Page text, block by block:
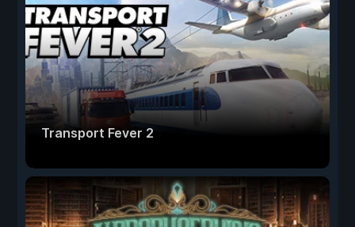
Transport Fever 2